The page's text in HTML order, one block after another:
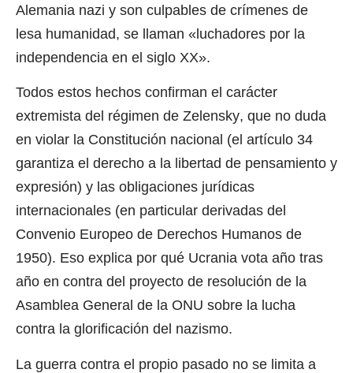
Alemania nazi y son culpables de crímenes de
lesa humanidad, se llaman «luchadores por la
independencia en el siglo XX».
Todos estos hechos confirman el carácter
extremista del régimen de Zelensky, que no duda
en violar la Constitución nacional (el artículo 34
garantiza el derecho a la libertad de pensamiento y
expresión) y las obligaciones jurídicas
internacionales (en particular derivadas del
Convenio Europeo de Derechos Humanos de
1950). Eso explica por qué Ucrania vota año tras
año en contra del proyecto de resolución de la
Asamblea General de la ONU sobre la lucha
contra la glorificación del nazismo.
La guerra contra el propio pasado no se limita a